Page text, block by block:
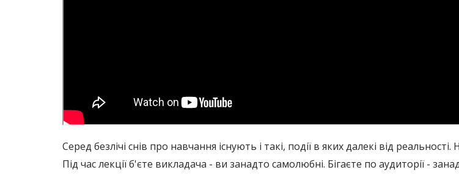
Серед безлічі снів про навчання існують і такі, події в яких далекі від
Під час лекції б'єте викладача - ви занадто самолюбні. Бігаєте по аудиторії -